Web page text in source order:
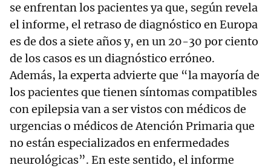
se enfrentan los pacientes ya que, según revela
el informe, el retraso de diagnóstico en Europa
es de dos a siete años y, en un 20-30 por ciento
de los casos es un diagnóstico erróneo.
Además, la experta advierte que “la mayoría de
los pacientes que tienen síntomas compatibles
con epilepsia van a ser vistos con médicos de
urgencias o médicos de Atención Primaria que
no están especializados en enfermedades
neurológicas”. En este sentido, el informe